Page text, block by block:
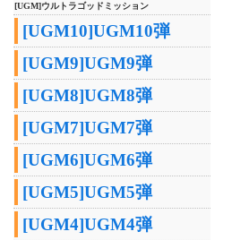
[UGM]ウルトラゴッドミッション
[UGM10]UGM10弾
[UGM9]UGM9弾
[UGM8]UGM8弾
[UGM7]UGM7弾
[UGM6]UGM6弾
[UGM5]UGM5弾
[UGM4]UGM4弾